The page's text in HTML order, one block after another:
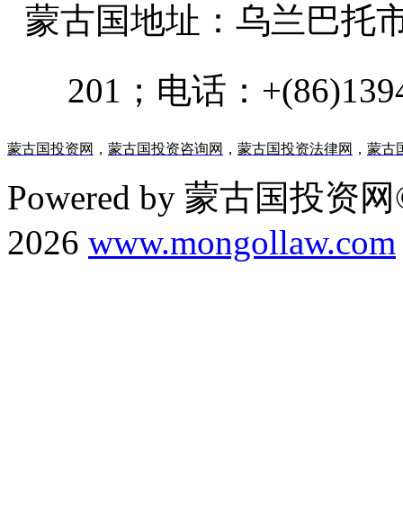
蒙古国地址： 乌兰巴托
201；电话：
蒙古国投资网 ， 蒙古国投资咨询网 ， 蒙古国投资法律网 ， 蒙古
Powered by 蒙古国投资
2026 www.mongollaw.com